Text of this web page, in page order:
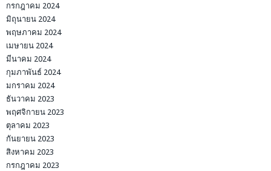
กรกฎาคม 2024
มิถุนายน 2024
พฤษภาคม 2024
เมษายน 2024
มีนาคม 2024
กุมภาพันธ์ 2024
มกราคม 2024
ธันวาคม 2023
พฤศจิกายน 2023
ตุลาคม 2023
กันยายน 2023
สิงหาคม 2023
กรกฎาคม 2023